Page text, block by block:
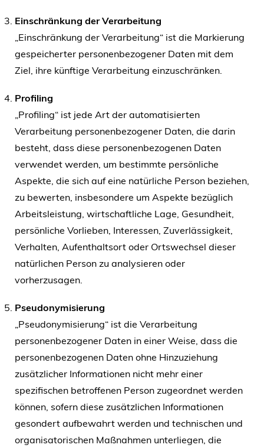
Einschränkung der Verarbeitung
„Einschränkung der Verarbeitung“ ist die Markierung
gespeicherter personenbezogener Daten mit dem
Ziel, ihre künftige Verarbeitung einzuschränken.
Profiling
„Profiling“ ist jede Art der automatisierten
Verarbeitung personenbezogener Daten, die darin
besteht, dass diese personenbezogenen Daten
verwendet werden, um bestimmte persönliche
Aspekte, die sich auf eine natürliche Person beziehen,
zu bewerten, insbesondere um Aspekte bezüglich
Arbeitsleistung, wirtschaftliche Lage, Gesundheit,
persönliche Vorlieben, Interessen, Zuverlässigkeit,
Verhalten, Aufenthaltsort oder Ortswechsel dieser
natürlichen Person zu analysieren oder
vorherzusagen.
Pseudonymisierung
„Pseudonymisierung“ ist die Verarbeitung
personenbezogener Daten in einer Weise, dass die
personenbezogenen Daten ohne Hinzuziehung
zusätzlicher Informationen nicht mehr einer
spezifischen betroffenen Person zugeordnet werden
können, sofern diese zusätzlichen Informationen
gesondert aufbewahrt werden und technischen und
organisatorischen Maßnahmen unterliegen, die